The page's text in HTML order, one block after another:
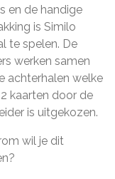
en de handige
is Similo
te spelen. De
werken samen
achterhalen welke
kaarten door de
is uitgekozen.
wil je dit